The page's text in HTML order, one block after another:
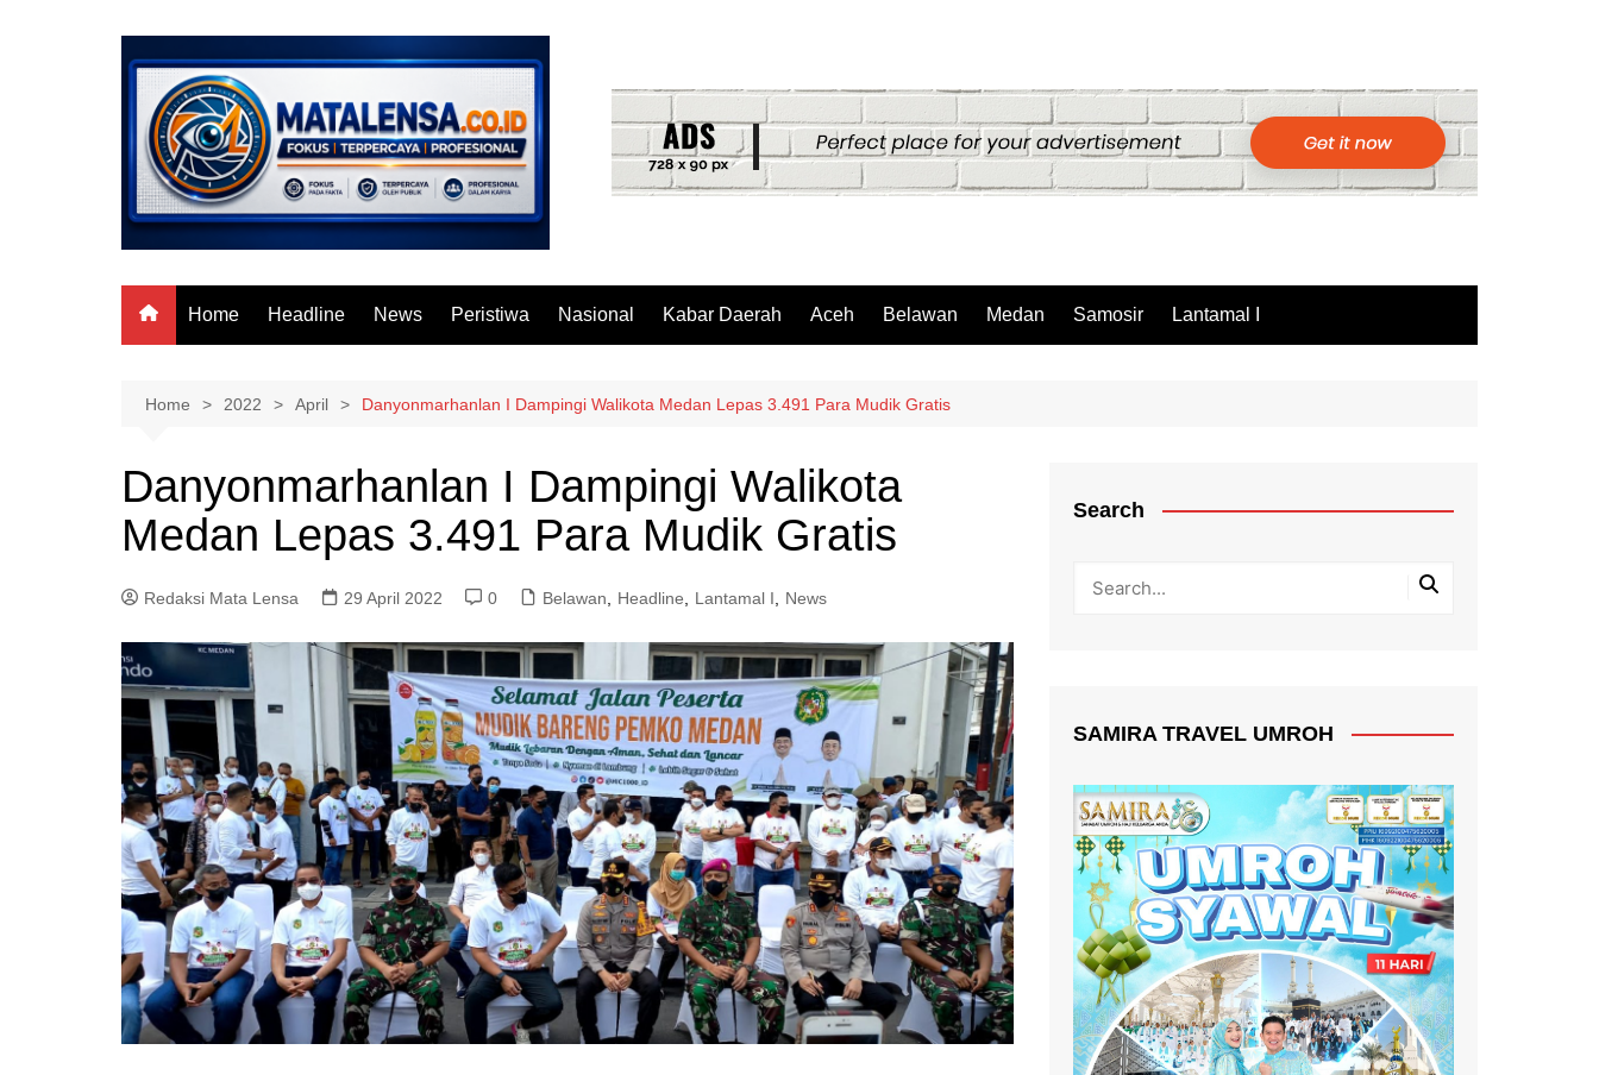
Home Headline News Peristiwa Nasional Kabar Daerah Aceh Belawan Medan Samosir Lantamal I
Home 2022 April Danyonmarhanlan I Dampingi Walikota Medan Lepas 3.491 Para Mudik Gratis
Danyonmarhanlan I Dampingi Walikota
Medan Lepas 3.491 Para Mudik Gratis
Redaksi Mata Lensa 29 April 2022 0 Belawan Headline Lantamal I News
Search
SAMIRA TRAVEL UMROH